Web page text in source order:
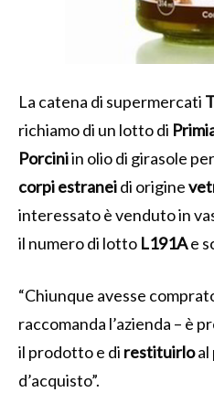
La catena di supermercati
richiamo di un lotto di
Porciniin olio di girasole
corpi estraneidi origine
interessato è venduto in
il numero di lotto L191Ae
“Chiunque avesse
raccomanda l’azienda – è
il prodotto e di restituirloal
d’acquisto”.